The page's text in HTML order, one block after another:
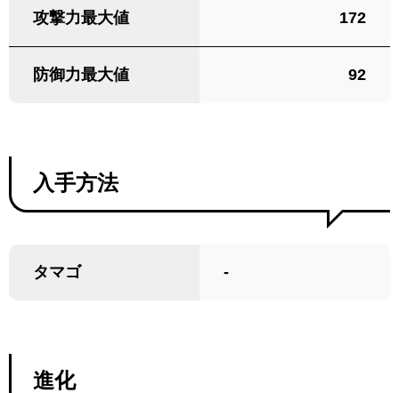
攻撃力最大値 172
防御力最大値 92
入手方法
タマゴ -
進化